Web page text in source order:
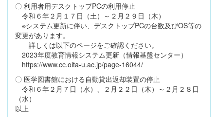
〇 利用者用デスクトップPCの利用停止
令和６年２月１７日（土）～２月２９日（木）
※システム更新に伴い、デスクトップPCの台数及びOS等の
変更があります。
詳しくは以下のページをご確認ください。
2023年度教育情報システム更新（情報基盤センター）
https://www.cc.oita-u.ac.jp/page-16044/
〇 医学図書館における自動貸出返却装置の停止
令和６年２月７日（水）、２月２２日（木）～２月２８日
（水）
以上